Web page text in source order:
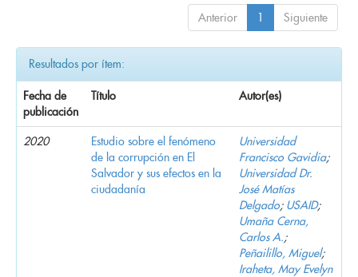
Anterior 1 Siguiente
Resultados por ítem:
Fecha de
publicación
Título Autor(es)
2020
Estudio sobre el fenómeno
de la corrupción en El
Salvador y sus efectos en la
ciudadanía
Universidad
Francisco Gavidia;
Universidad Dr.
José Matías
Delgado; USAID;
Umaña Cerna,
Carlos A.;
Peñailillo, Miguel;
Iraheta, May Evelyn